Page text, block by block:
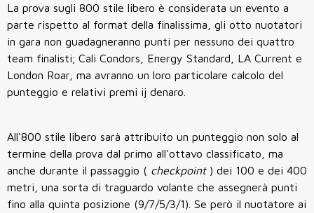
La prova sugli 800 stile libero è considerata un evento a
parte rispetto al format della finalissima, gli otto nuotatori
in gara non guadagneranno punti per nessuno dei quattro
team finalisti; Cali Condors, Energy Standard, LA Current e
London Roar, ma avranno un loro particolare calcolo del
punteggio e relativi premi ij denaro.
All'800 stile libero sarà attribuito un punteggio non solo al
termine della prova dal primo all'ottavo classificato, ma
anche durante il passaggio ( checkpoint ) dei 100 e dei 400
metri, una sorta di traguardo volante che assegnerà punti
fino alla quinta posizione (9/7/5/3/1). Se però il nuotatore ai